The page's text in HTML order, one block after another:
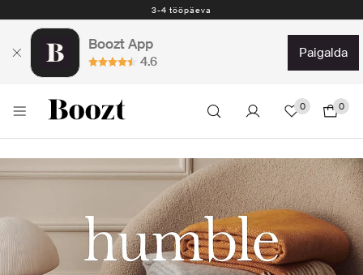
3-4 tööpäeva
Boozt App
4.6
paigalda
0 0